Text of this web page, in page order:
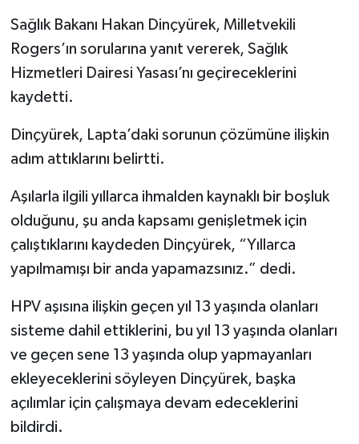
Sağlık Bakanı Hakan Dinçyürek, Milletvekili
Rogers’ın sorularına yanıt vererek, Sağlık
Hizmetleri Dairesi Yasası’nı geçireceklerini
kaydetti.
Dinçyürek, Lapta’daki sorunun çözümüne ilişkin
adım attıklarını belirtti.
Aşılarla ilgili yıllarca ihmalden kaynaklı bir boşluk
olduğunu, şu anda kapsamı genişletmek için
çalıştıklarını kaydeden Dinçyürek, “Yıllarca
yapılmamışı bir anda yapamazsınız.” dedi.
HPV aşısına ilişkin geçen yıl 13 yaşında olanları
sisteme dahil ettiklerini, bu yıl 13 yaşında olanları
ve geçen sene 13 yaşında olup yapmayanları
ekleyeceklerini söyleyen Dinçyürek, başka
açılımlar için çalışmaya devam edeceklerini
bildirdi.